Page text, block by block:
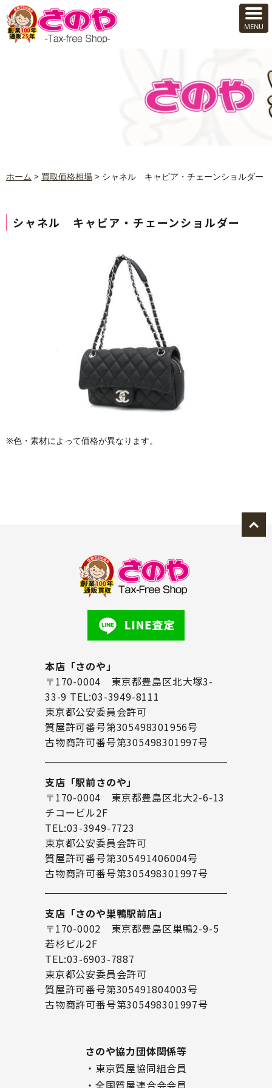
ホーム > 買取価格相場 > シャネル キャビア・チェーンショルダー
シャネル キャビア・チェーンショルダー
※色・素材によって価格が異なります。
本店「さのや」
〒170-0004 東京都豊島区北大塚3-
33-9 TEL:03-3949-8111
東京都公安委員会許可
質屋許可番号第305498301956号
古物商許可番号第305498301997号
支店「駅前さのや」
〒170-0004 東京都豊島区北大2-6-13
チコービル2F
TEL:03-3949-7723
東京都公安委員会許可
質屋許可番号第305491406004号
古物商許可番号第305498301997号
支店「さのや巣鴨駅前店」
〒170-0002 東京都豊島区巣鴨2-9-5
若杉ビル2F
TEL:03-6903-7887
東京都公安委員会許可
質屋許可番号第305491804003号
古物商許可番号第305498301997号
さのや協力団体関係等
・東京質屋協同組合員
・全国質屋連合会会員